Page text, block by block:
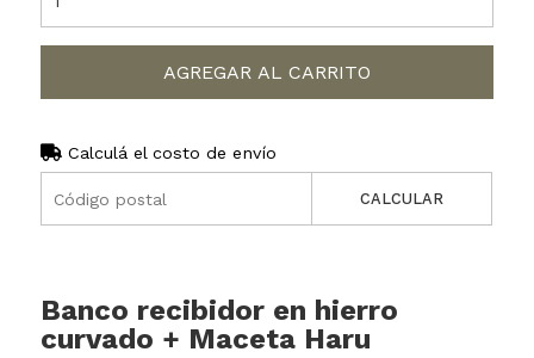
AGREGAR AL CARRITO
Calculá el costo de envío
CALCULAR
Banco recibidor en hierro
curvado + Maceta Haru